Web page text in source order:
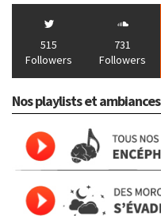
515
Followers
731
Followers
Nos playlists et ambiances